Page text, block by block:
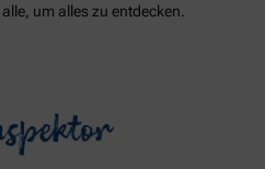
um alles zu entdecken.